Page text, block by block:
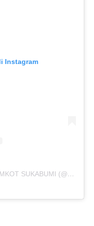
Instagram
Sebuah kiriman dibagikan oleh PEMKOT SUKABUMI (@pemkotsukabumi_)